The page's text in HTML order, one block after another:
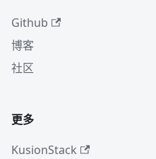
Github
博客
社区
更多
KusionStack